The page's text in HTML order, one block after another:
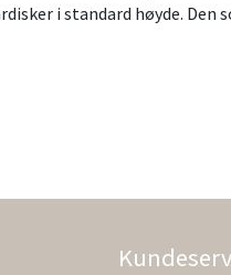
i standard høyde.